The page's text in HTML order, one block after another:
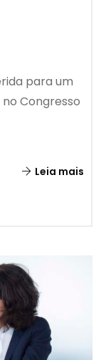
para um
Congresso
Leia mais